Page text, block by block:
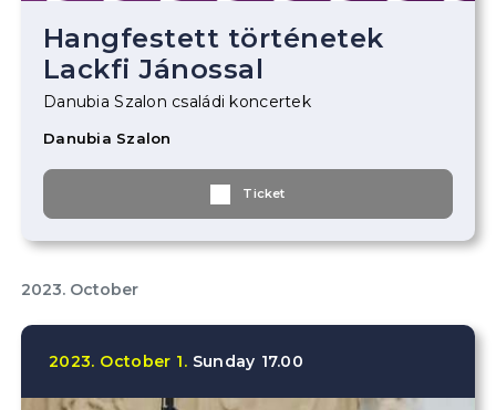
Hangfestett történetek
Lackfi Jánossal
Danubia Szalon családi koncertek
Danubia Szalon
Ticket
2023. October
2023. October 1. Sunday 17.00